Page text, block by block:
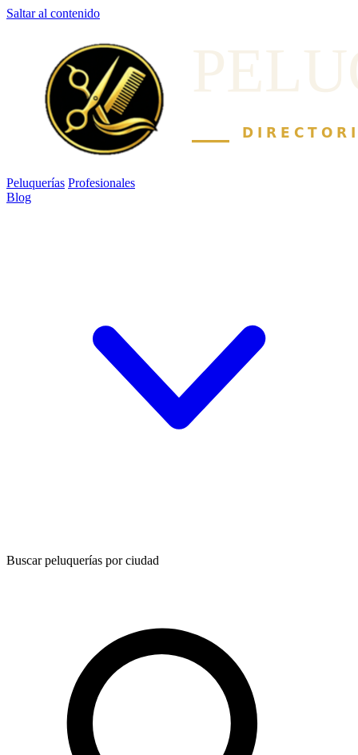
Saltar al contenido
Peluquerías Profesionales
Blog
Buscar peluquerías por ciudad